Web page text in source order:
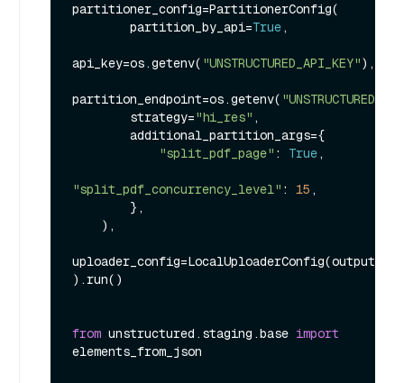
partitioner_config=PartitionerConfig(
        partition_by_api=
True,
api_key=os.getenv( "UNSTRUCTURED_API_KEY"),
partition_endpoint=os.getenv(
        strategy=
"hi_res" ,
"split_pdf_page" : True,
"split_pdf_concurrency_level" : 15 ,
).run()
from unstructured.staging.base import
elements_from_json